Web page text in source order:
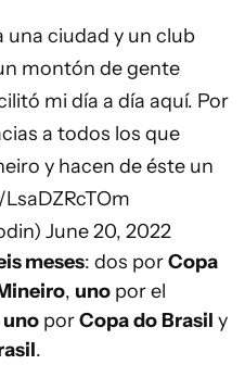
una ciudad y un club
montón de gente
mi día a día aquí. Por
a todos los que
y hacen de éste un
June 20, 2022
meses: dos porCopa
, uno por el
uno porCopado Brasil y
.